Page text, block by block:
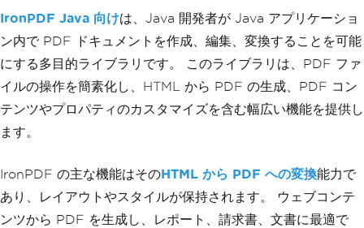
IronPDF Java 向けは、Java 開発者が Java アプリケーショ
ン内で PDF ドキュメントを作成、編集、変換することを可能
にする多目的ライブラリです。 このライブラリは、PDF ファ
イルの操作を簡素化し、HTML から PDF の生成、PDF コン
テンツやプロパティのカスタマイズを含む幅広い機能を提供し
ます。
IronPDF の主な機能はそのHTML から PDF への変換能力で
あり、レイアウトやスタイルが保持されます。 ウェブコンテ
ンツから PDF を生成し、レポート、請求書、文書に最適で